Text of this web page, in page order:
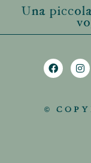
Una
©